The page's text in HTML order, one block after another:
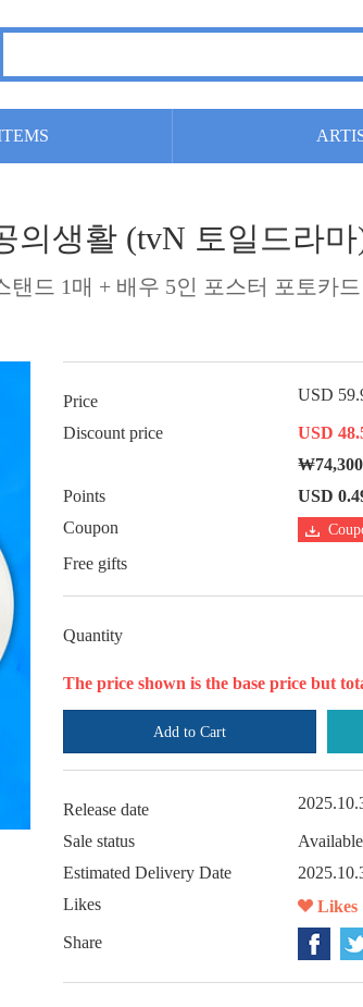
생활 (tvN 토일드라
탠드 1매 + 배우 5인 포스터 포토카
Price USD
Discount price USD
₩74,300
Points
USD
Coupon
Free gifts
Quantity
The price shown is the base price but
Add to Cart
Release date
Sale status
Estimated Delivery Date
Likes
Likes
Share